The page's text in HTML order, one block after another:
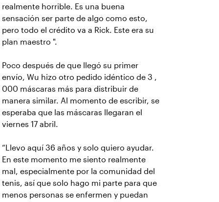
realmente horrible. Es una buena
sensación ser parte de algo como esto,
pero todo el crédito va a Rick. Este era su
plan maestro ".
Poco después de que llegó su primer
envío, Wu hizo otro pedido idéntico de 3 ,
000 máscaras más para distribuir de
manera similar. Al momento de escribir, se
esperaba que las máscaras llegaran el
viernes 17 abril.
“Llevo aquí 36 años y solo quiero ayudar.
En este momento me siento realmente
mal, especialmente por la comunidad del
tenis, así que solo hago mi parte para que
menos personas se enfermen y puedan